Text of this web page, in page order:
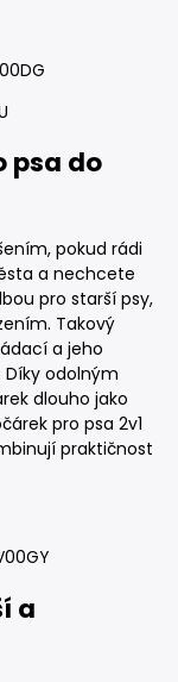
psa do
pokud rádi
a nechcete
pro starší psy,
Takový
a jeho
odolným
dlouho jako
pro psa 2v1
praktičnost
a